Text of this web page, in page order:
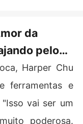
da
pelo
Harper Chu
ferramentas e
vai ser um
poderosa.